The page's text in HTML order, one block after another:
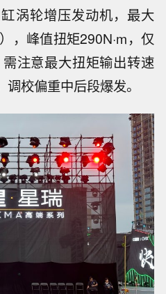
涡轮增压发动机，最大
，峰值扭矩290N·m，仅
注意最大扭矩输出转速
校偏重中后段爆发。